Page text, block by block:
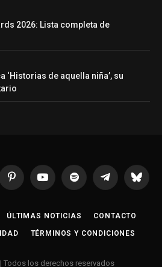
2026: Lista completa de
‘Historias de aquella niña’, su
PinterestYouTubeSpotify Telegrama
ÚLTIMAS NOTICIAS CONTACTO
TÉRMINOS Y CONDICIONES
Todos los derechos reservados